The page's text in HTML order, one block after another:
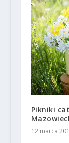
Pikniki
12 marca